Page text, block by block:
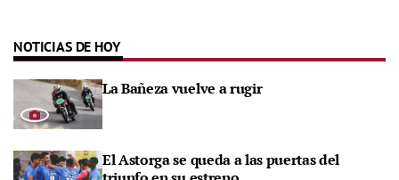
NOTICIAS DE HOY
La Bañeza vuelve a rugir
El Astorga se queda a las puertas del